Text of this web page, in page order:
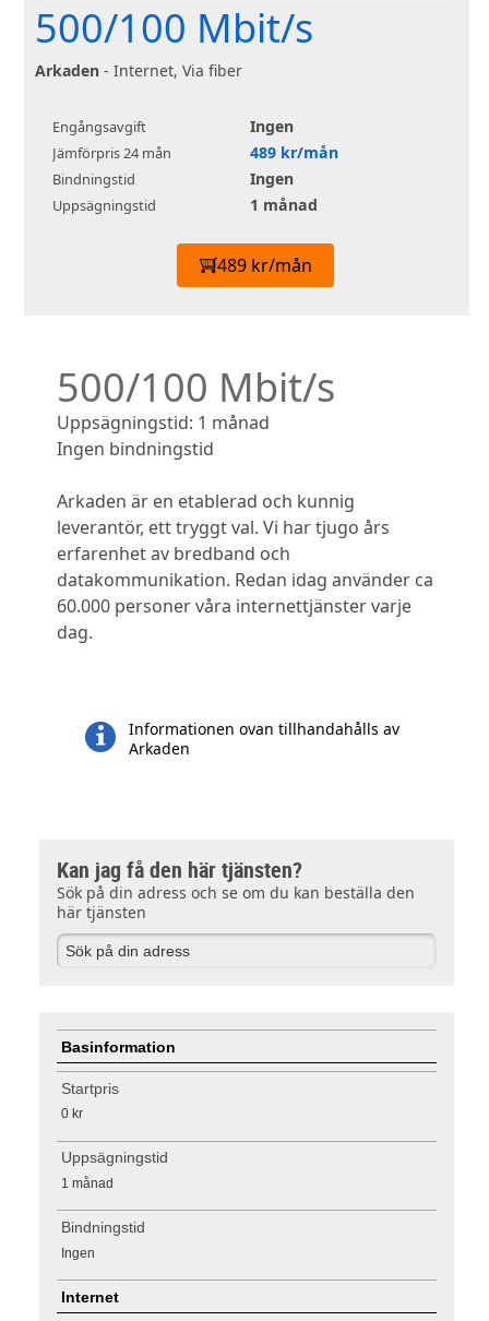
500/100 Mbit/s
Arkaden - Internet, Via fiber
Engångsavgift Ingen
Jämförpris 24 mån 489 kr/mån
Bindningstid Ingen
Uppsägningstid 1 månad
489 kr/mån
500/100 Mbit/s
Uppsägningstid: 1 månad
Ingen bindningstid
Arkaden är en etablerad och kunnig
leverantör, ett tryggt val. Vi har tjugo års
erfarenhet av bredband och
datakommunikation. Redan idag använder ca
60.000 personer våra internettjänster varje
dag.
Informationen ovan tillhandahålls av
Arkaden
Kan jag få den här tjänsten?
Sök på din adress och se om du kan beställa den
här tjänsten
Basinformation
Startpris
0 kr
Uppsägningstid
1 månad
Bindningstid
Ingen
Internet